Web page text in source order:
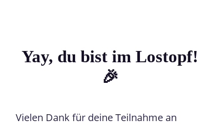
Yay, du bist im Lostopf!
🎉
Vielen Dank für deine Teilnahme an